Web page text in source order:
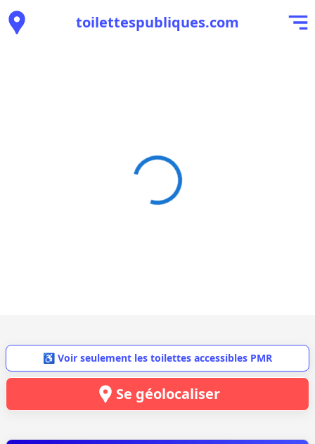
toilettespubliques.com
♿ Voir seulement les toilettes accessibles PMR
Se géolocaliser